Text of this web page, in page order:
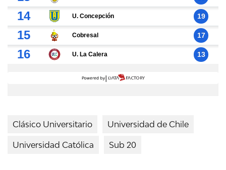
Clásico Universitario Universidad de Chile
Universidad Católica Sub 20